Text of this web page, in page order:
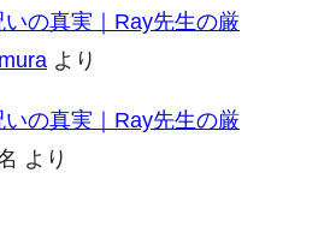
の真実｜Ray先生の厳
より
の真実｜Ray先生の厳
より